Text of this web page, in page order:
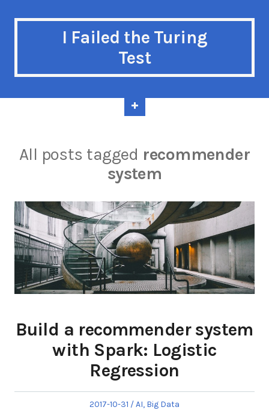
I Failed the Turing
Test
All posts tagged recommender
system
Build a recommender system
with Spark: Logistic
Regression
Posted
2017-10-31
Posted
AI, Big Data